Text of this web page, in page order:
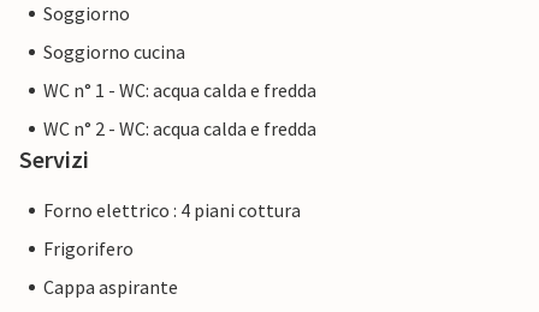
Soggiorno
Soggiorno cucina
WC n° 1 - WC: acqua calda e fredda
WC n° 2 - WC: acqua calda e fredda
Servizi
Forno elettrico : 4 piani cottura
Frigorifero
Cappa aspirante